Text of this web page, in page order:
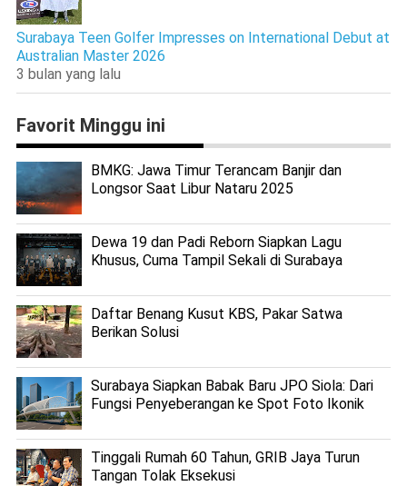
Surabaya Teen Golfer Impresses on International Debut at
Australian Master 2026
3 bulan yang lalu
Favorit Minggu ini
BMKG: Jawa Timur Terancam Banjir dan
Longsor Saat Libur Nataru 2025
Dewa 19 dan Padi Reborn Siapkan Lagu
Khusus, Cuma Tampil Sekali di Surabaya
Daftar Benang Kusut KBS, Pakar Satwa
Berikan Solusi
Surabaya Siapkan Babak Baru JPO Siola: Dari
Fungsi Penyeberangan ke Spot Foto Ikonik
Tinggali Rumah 60 Tahun, GRIB Jaya Turun
Tangan Tolak Eksekusi